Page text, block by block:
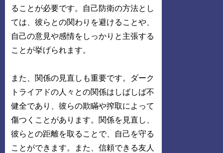
ることが必要です。自己防衛の方法とし
ては、彼らとの関わりを避けることや、
自己の意見や感情をしっかりと主張する
ことが挙げられます。
また、関係の見直しも重要です。ダーク
トライアドの人々との関係はしばしば不
健全であり、彼らの欺瞞や搾取によって
傷つくことがあります。関係を見直し、
彼らとの距離を取ることで、自己を守る
ことができます。また、信頼できる友人